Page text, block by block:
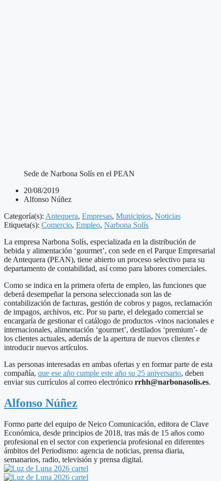
Sede de Narbona Solís en el PEAN
20/08/2019
Alfonso Núñez
Categoría(s): Antequera, Empresas, Municipios, Noticias
Etiqueta(s): Comercio, Empleo, Narbona Solís
La empresa Narbona Solís, especializada en la distribución de
bebida y alimentación ‘gourmet’, con sede en el Parque Empresarial
de Antequera (PEAN), tiene abierto un proceso selectivo para su
departamento de contabilidad, así como para labores comerciales.
Como se indica en la primera oferta de empleo, las funciones que
deberá desempeñar la persona seleccionada son las de
contabilización de facturas, gestión de cobros y pagos, reclamación
de impagos, archivos, etc. Por su parte, el delegado comercial se
encargaría de gestionar el catálogo de productos -vinos nacionales e
internacionales, alimentación ‘gourmet’, destilados ‘premium’- de
los clientes actuales, además de la apertura de nuevos clientes e
introducir nuevos artículos.
Las personas interesadas en ambas ofertas y en formar parte de esta
compañía, que ese año cumple este año su 25 aniversario, deben
enviar sus currículos al correo electrónico rrhh@narbonasolis.es.
Alfonso Núñez
Formo parte del equipo de Neico Comunicación, editora de Clave
Económica, desde principios de 2018, tras más de 15 años como
profesional en el sector con experiencia profesional en diferentes
ámbitos del Periodismo: agencia de noticias, prensa diaria,
semanarios, radio, televisión y prensa digital.